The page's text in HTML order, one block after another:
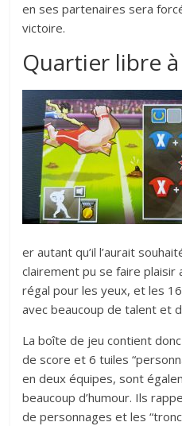
en ses partenaires sera
victoire.
Quartier libre
er autant qu’il l’aurait
clairement pu se faire plaisir
régal pour les yeux, et les
avec beaucoup de talent et
La boîte de jeu contient
de score et 6 tuiles
en deux équipes, sont
beaucoup d’humour. Ils
de personnages et les